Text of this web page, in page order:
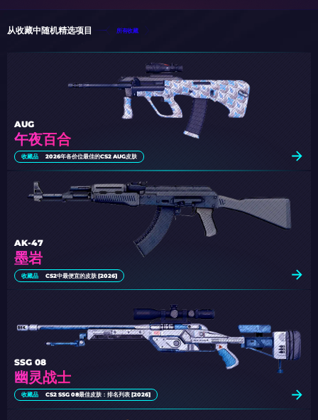
从收藏中随机精选项目 所有收藏
午夜百合
AUG
收藏品 2026年各价位最佳的CS2 AUG皮肤
墨岩
AK-47
收藏品 CS2中最便宜的皮肤 [2026]
幽灵战士
SSG 08
收藏品 CS2 SSG 08最佳皮肤：排名列表 [2026]